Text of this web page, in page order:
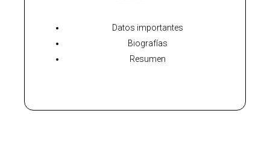
Datos importantes
Biografías
Resumen